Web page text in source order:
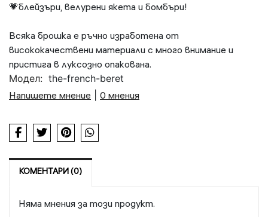
💗блейзъри, велурени якета и бомбъри!
Всяка брошка е ръчно изработена от
висококачествени материали с много внимание и
пристига в луксозно опакована.
Модел: the-french-beret
Напишете мнение
0 мнения
КОМЕНТАРИ (0)
Няма мнения за този продукт.